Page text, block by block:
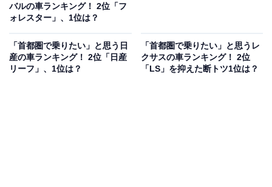
バルの車ランキング！ 2位「フ
ォレスター」、1位は？
「首都圏で乗りたい」と思う日
産の車ランキング！ 2位「日産
リーフ」、1位は？
「首都圏で乗りたい」と思うレ
クサスの車ランキング！ 2位
「LS」を抑えた断トツ1位は？